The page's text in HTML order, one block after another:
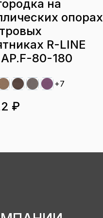
на
опорах
R-LINE
80-180
+7
₽